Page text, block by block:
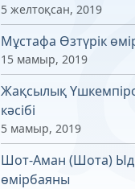
5 желтоқсан, 2019
Мұстафа Өзтүрік
15 мамыр, 2019
Жақсылық
кәсібі
5 мамыр, 2019
Шот-Аман (Шота)
өмірбаяны